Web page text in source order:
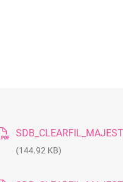
(144.92 KB)